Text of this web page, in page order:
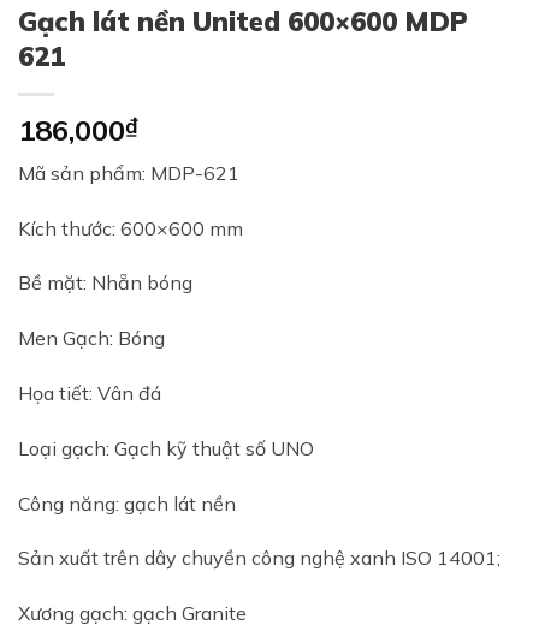
Gạch lát nền United 600×600 MDP
621
186,000₫
Mã sản phẩm: MDP-621
Kích thước: 600×600 mm
Bề mặt: Nhẵn bóng
Men Gạch: Bóng
Họa tiết: Vân đá
Loại gạch: Gạch kỹ thuật số UNO
Công năng: gạch lát nền
Sản xuất trên dây chuyền công nghệ xanh ISO 14001;
Xương gạch: gạch Granite